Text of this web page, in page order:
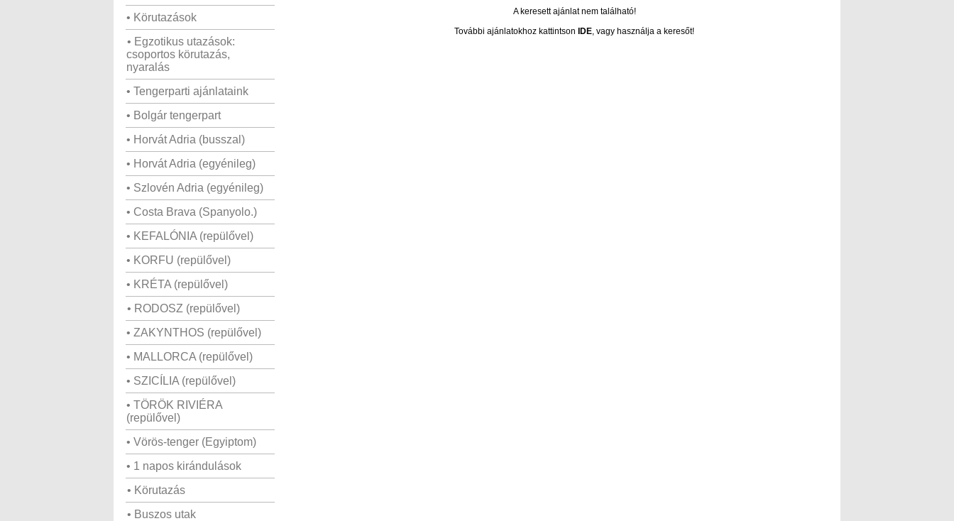
• Körutazások
• Egzotikus utazások:
csoportos körutazás,
nyaralás
• Tengerparti ajánlataink
• Bolgár tengerpart
• Horvát Adria (busszal)
• Horvát Adria (egyénileg)
• Szlovén Adria (egyénileg)
• Costa Brava (Spanyolo.)
• KEFALÓNIA (repülővel)
• KORFU (repülővel)
• KRÉTA (repülővel)
• RODOSZ (repülővel)
• ZAKYNTHOS (repülővel)
• MALLORCA (repülővel)
• SZICÍLIA (repülővel)
• TÖRÖK RIVIÉRA
(repülővel)
• Vörös-tenger (Egyiptom)
• 1 napos kirándulások
• Körutazás
• Buszos utak
A keresett ajánlat nem található!
További ajánlatokhoz kattintson
IDE, vagy használja a keresőt!